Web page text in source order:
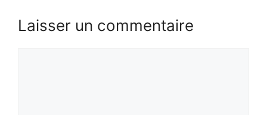
Laisser un commentaire